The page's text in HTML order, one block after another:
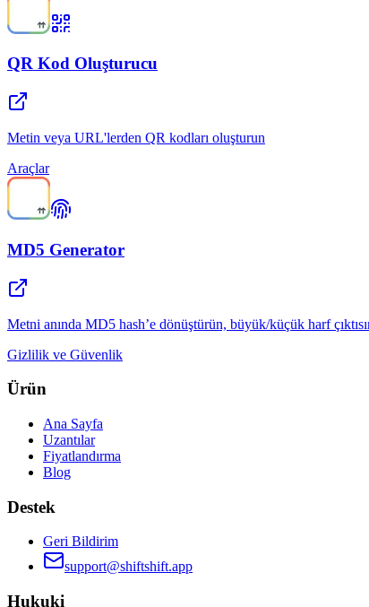
QR Kod Oluşturucu
Metin veya URL'lerden QR kodları oluşturun
Araçlar
MD5 Generator
Metni anında MD5 hash’e dönüştürün, büyük/küçük harf
Gizlilik ve Güvenlik
Ürün
Ana Sayfa
Uzantılar
Fiyatlandırma
Blog
Destek
Geri Bildirim
support@shiftshift.app
Hukuki